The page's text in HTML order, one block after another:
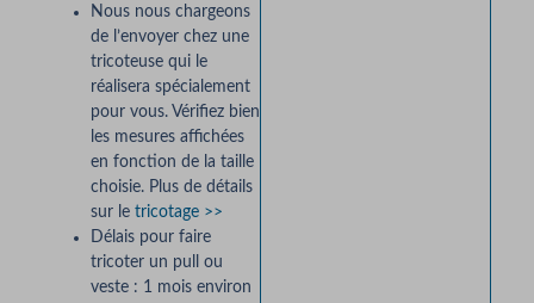
Nous nous chargeons
de l’envoyer chez une
tricoteuse qui le
réalisera spécialement
pour vous. Vérifiez bien
les mesures affichées
en fonction de la taille
choisie. Plus de détails
sur le tricotage >>
Délais pour faire
tricoter un pull ou
veste : 1 mois environ